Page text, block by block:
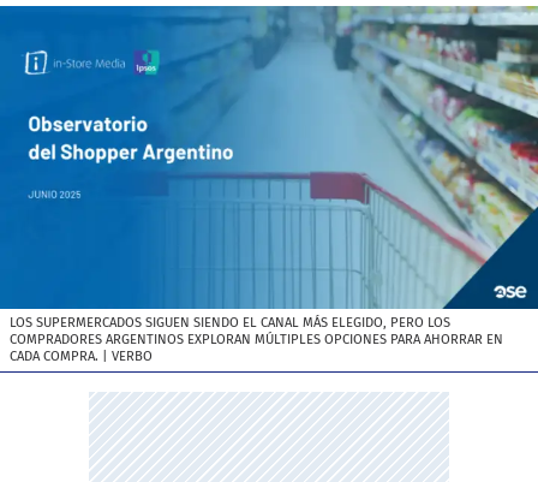
LOS SUPERMERCADOS SIGUEN SIENDO EL CANAL MÁS ELEGIDO, PERO LOS
COMPRADORES ARGENTINOS EXPLORAN MÚLTIPLES OPCIONES PARA AHORRAR EN
CADA COMPRA. | VERBO